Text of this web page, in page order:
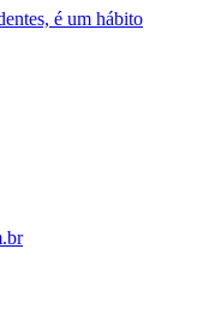
é um hábito